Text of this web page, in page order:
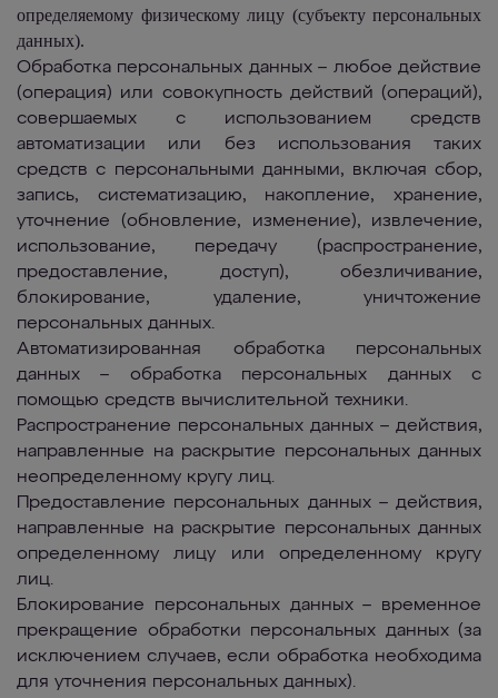
определяемому физическому лицу (субъекту персональных
данных).
Обработка персональных данных– любое действие
(операция) или совокупность действий (операций),
совершаемых с использованием средств
автоматизации или без использования таких
средств с персональными данными, включая сбор,
запись, систематизацию, накопление, хранение,
уточнение (обновление, изменение), извлечение,
использование, передачу (распространение,
предоставление, доступ), обезличивание,
блокирование, удаление, уничтожение
персональных данных.
Автоматизированная обработка персональных
данных– обработка персональных данных с
помощью средств вычислительной техники.
Распространение персональных данных – действия,
направленные на раскрытие персональных данных
неопределенному кругу лиц.
Предоставление персональных данных– действия,
направленные на раскрытие персональных данных
определенному лицу или определенному кругу
лиц.
Блокирование персональных данных– временное
прекращение обработки персональных данных (за
исключением случаев, если обработка необходима
для уточнения персональных данных).